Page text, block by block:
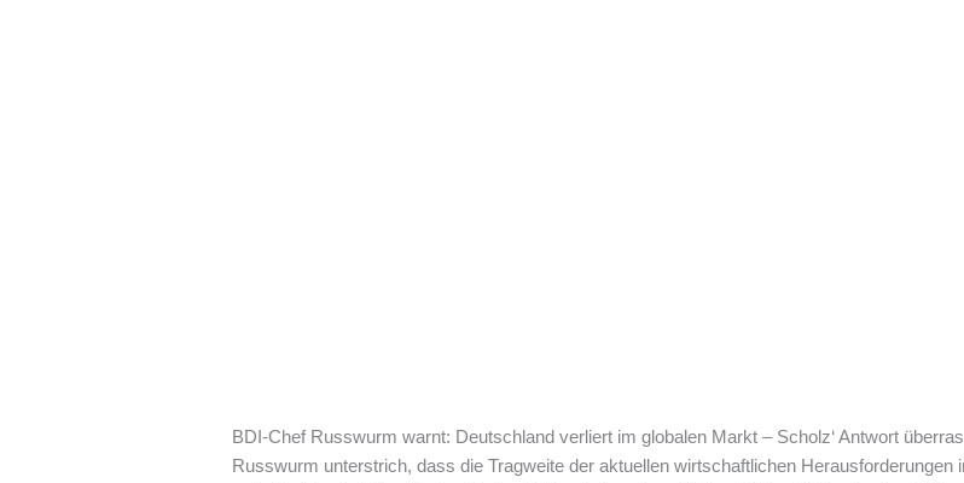
BDI-Chef Russwurm warnt: Deutschland verliert im globalen Markt – Scholz‘ Antwort
Russwurm unterstrich, dass die Tragweite der aktuellen wirtschaftlichen